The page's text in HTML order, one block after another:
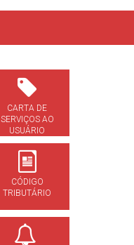
CARTA DE
SERVIÇOS AO
USUÁRIO
CÓDIGO
TRIBUTÁRIO